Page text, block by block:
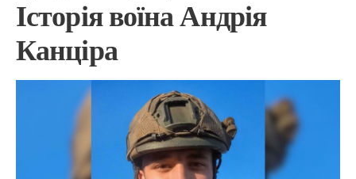
Історія воїна Андрія
Канціра